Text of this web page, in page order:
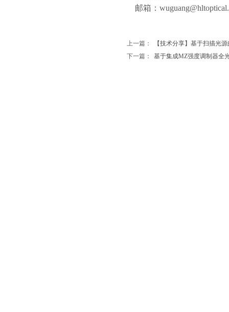
邮箱：wuguang
上一篇：
【技术分享】基于扫描光
下一篇：
基于集成MZ强度调制器全